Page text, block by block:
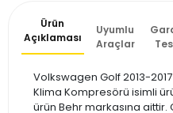
Ürün
Açıklaması
Uyumlu
Araçlar
Volkswagen Golf 2013-2017
Klima Kompresörü isimli
ürün Behr markasına